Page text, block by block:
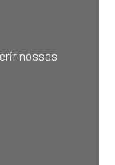
nossas